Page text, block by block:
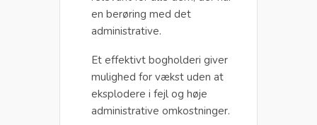
en berøring med det
administrative.
Et effektivt bogholderi giver
mulighed for vækst uden at
eksplodere i fejl og høje
administrative omkostninger.